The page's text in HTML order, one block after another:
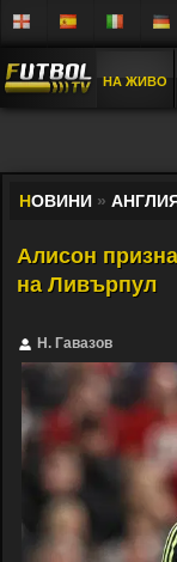
НА ЖИВО
НОВИНИ »
Алисон
на Ливърпул
Н. Гавазов